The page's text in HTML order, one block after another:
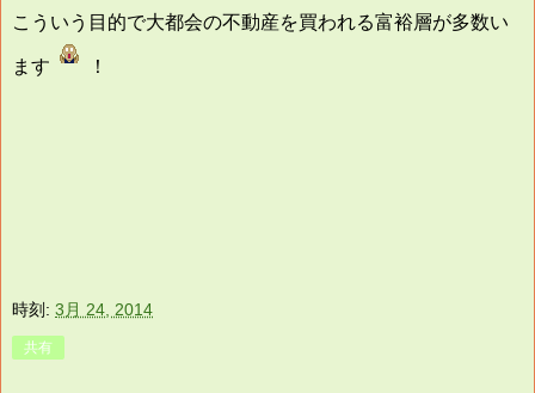
こういう目的で大都会の不動産を買われる富裕層が多数い
ます ！
時刻: 3月 24, 2014
共有